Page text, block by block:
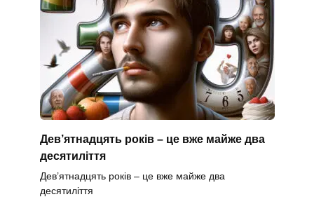
Дев’ятнадцять років – це вже майже два
десятиліття
Дев’ятнадцять років – це вже майже два
десятиліття